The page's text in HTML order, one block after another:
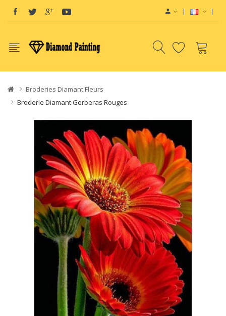
devicesVape E-Liquids SaltNic Vapor Battery ModsDisposable
Broderies Diamant Fleurs
Broderie Diamant Gerberas Rouges